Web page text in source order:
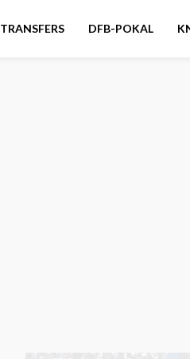
TRANSFERS DFB-POKAL